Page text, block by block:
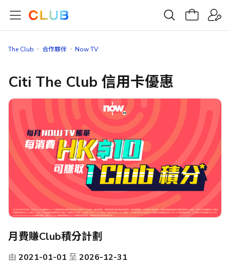
The Club 合作夥伴 Now TV
Citi The Club 信用卡優惠
月費賺Club積分計劃
由 2021-01-01 至 2026-12-31